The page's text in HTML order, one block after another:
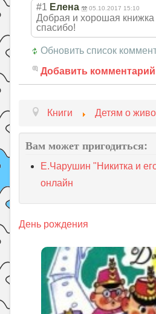
#1 Елена 05.10.2017 15:10
Добрая и хорошая
спасибо!
Обновить список
Добавить комментарий
Книги Детям о
Вам может пригодиться:
Е.Чарушин "Никитка и
онлайн
День рождения